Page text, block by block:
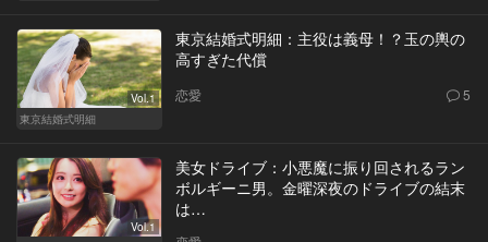
Vol.1
東京結婚式明細
東京結婚式明細：主役は義母！？玉の輿の
高すぎた代償
恋愛 5
Vol.1
美女ドライブ：小悪魔に振り回されるラン
ボルギーニ男。金曜深夜のドライブの結末
は…